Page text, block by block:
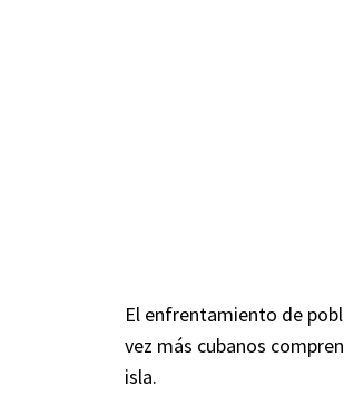
El enfrentamiento de
vez más cubanos
isla.